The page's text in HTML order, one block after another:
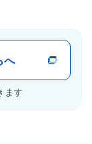
へ
ます